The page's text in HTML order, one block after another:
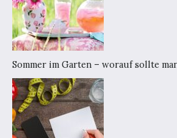
Sommer im Garten – worauf sollte